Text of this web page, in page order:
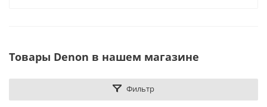
Товары Denon в нашем магазине
Фильтр